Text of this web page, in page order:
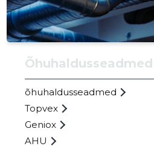
Õhuhaldusseadmed
õhuhaldusseadmed
Topvex
Geniox
AHU